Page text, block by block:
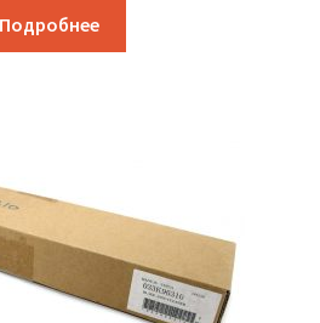
Подробнее